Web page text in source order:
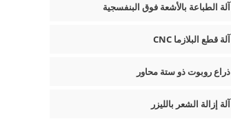
آلة الطباعة بالأشعة فوق البنفسجية
آلة قطع البلازما CNC
ذراع روبوت ذو ستة محاور
آلة إزالة الشعر بالليزر